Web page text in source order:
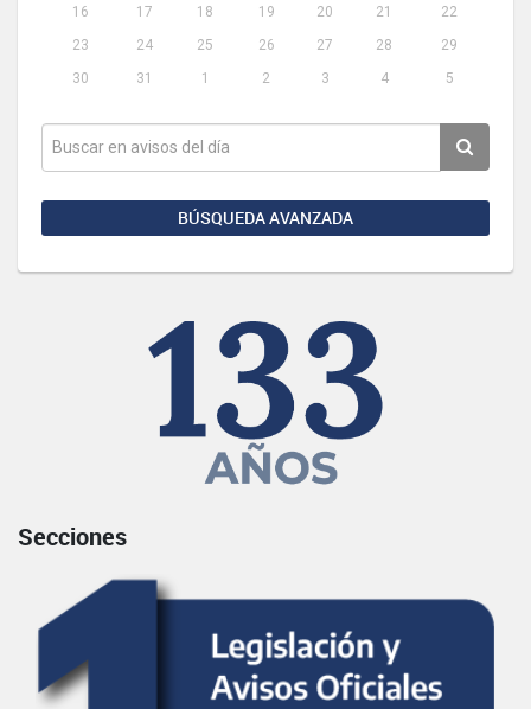
16
17 18 19 20 21
22
23
24 25 26 27 28
29
30
31 1 2 3 4 5
BÚSQUEDA AVANZADA
Secciones